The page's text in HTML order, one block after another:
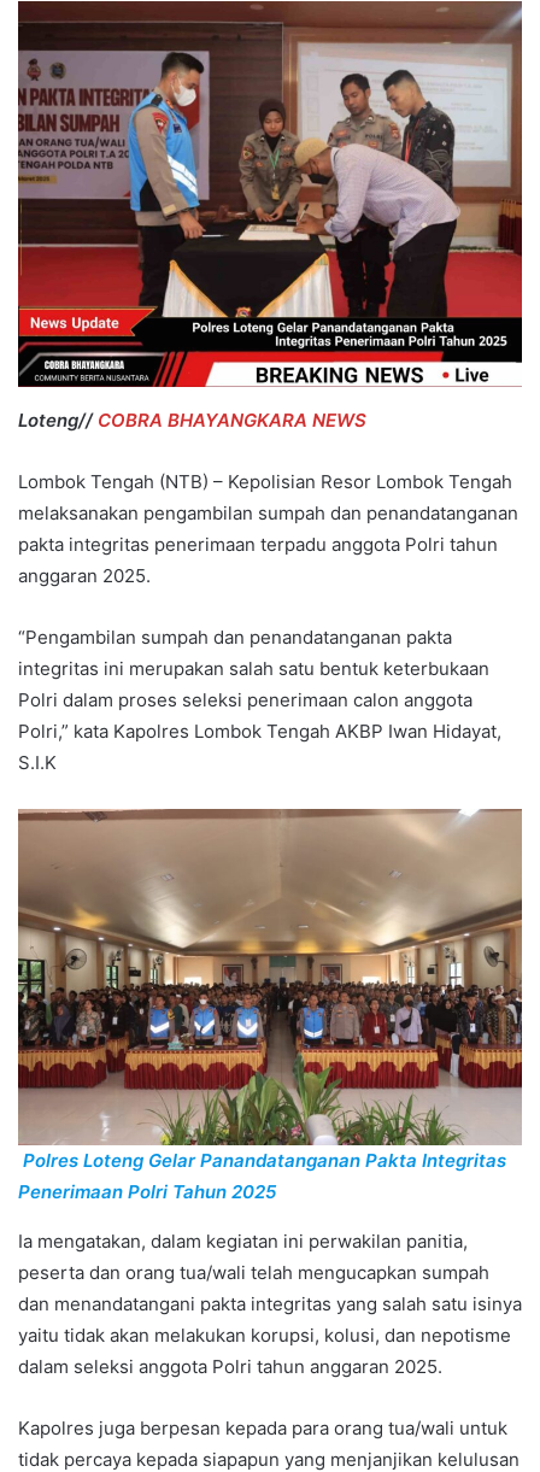
Loteng// COBRA BHAYANGKARA NEWS
Lombok Tengah (NTB) – Kepolisian Resor Lombok Tengah
melaksanakan pengambilan sumpah dan penandatanganan
pakta integritas penerimaan terpadu anggota Polri tahun
anggaran 2025.
“Pengambilan sumpah dan penandatanganan pakta
integritas ini merupakan salah satu bentuk keterbukaan
Polri dalam proses seleksi penerimaan calon anggota
Polri,” kata Kapolres Lombok Tengah AKBP Iwan Hidayat,
S.I.K
Polres Loteng Gelar Panandatanganan Pakta Integritas
Penerimaan Polri Tahun 2025
Ia mengatakan, dalam kegiatan ini perwakilan panitia,
peserta dan orang tua/wali telah mengucapkan sumpah
dan menandatangani pakta integritas yang salah satu isinya
yaitu tidak akan melakukan korupsi, kolusi, dan nepotisme
dalam seleksi anggota Polri tahun anggaran 2025.
Kapolres juga berpesan kepada para orang tua/wali untuk
tidak percaya kepada siapapun yang menjanjikan kelulusan